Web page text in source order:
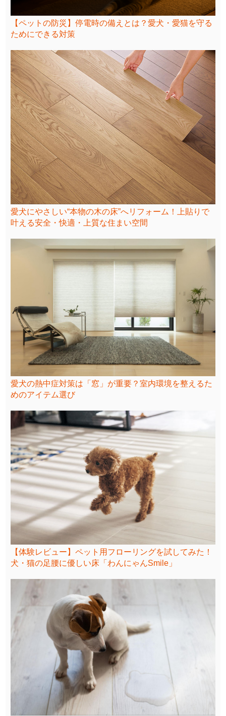
【ペットの防災】停電時の備えとは？愛犬・愛猫を守る
ためにできる対策
愛犬にやさしい“本物の木の床”へリフォーム！上貼りで
叶える安全・快適・上質な住まい空間
愛犬の熱中症対策は「窓」が重要？室内環境を整えるた
めのアイテム選び
【体験レビュー】ペット用フローリングを試してみた！
犬・猫の足腰に優しい床「わんにゃんSmile」